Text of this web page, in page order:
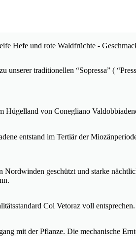
Hefe und rote Waldfrüchte -
unserer traditionellen “Sopressa” (
Hügelland von Conegliano
entstand im Tertiär der
geschützt und starke
Col Vetoraz voll entsprechen.
mit der Pflanze. Die mechanische